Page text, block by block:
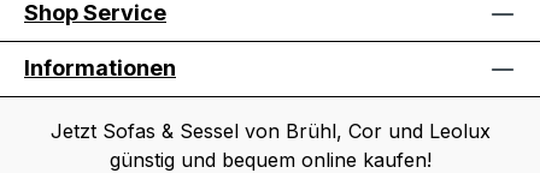
Shop Service
Informationen
Jetzt Sofas & Sessel von Brühl, Cor und Leolux
günstig und bequem online kaufen!